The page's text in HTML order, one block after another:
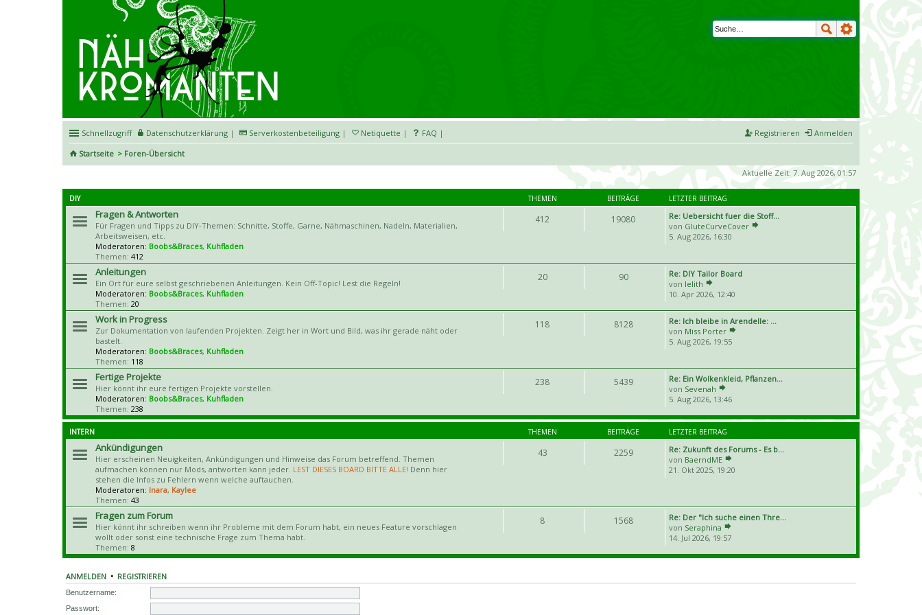
Schnellzugriff Datenschutzerklärung | Serverkostenbeteiligung | Netiquette | FAQ | Anmelden
Registrieren
Startseite
Foren-Übersicht
Aktuelle Zeit: 7. Aug 2026, 01:57
DIY THEMEN BEITRÄGE LETZTER BEITRAG
Fragen & Antworten
Für Fragen und Tipps zu DIY-Themen: Schnitte, Stoffe, Garne, Nähmaschinen, Nadeln, Materialien,
Arbeitsweisen, etc.
Moderatoren: Boobs&Braces, Kuhfladen
Themen: 412
412 19080
Re: Uebersicht fuer die Stoff…
von GluteCurveCover
5. Aug 2026, 16:30
Anleitungen
Ein Ort für eure selbst geschriebenen Anleitungen. Kein Off-Topic! Lest die Regeln!
Moderatoren: Boobs&Braces, Kuhfladen
Themen: 20
20 90
Re: DIY Tailor Board
von lelith
10. Apr 2026, 12:40
Work in Progress
Zur Dokumentation von laufenden Projekten. Zeigt her in Wort und Bild, was ihr gerade näht oder
bastelt.
Moderatoren: Boobs&Braces, Kuhfladen
Themen: 118
118 8128
Re: Ich bleibe in Arendelle: …
von Miss Porter
5. Aug 2026, 19:55
Fertige Projekte
Hier könnt ihr eure fertigen Projekte vorstellen.
Moderatoren: Boobs&Braces, Kuhfladen
Themen: 238
238 5439
Re: Ein Wolkenkleid, Pflanzen…
von Sevenah
5. Aug 2026, 13:46
INTERN THEMEN BEITRÄGE LETZTER BEITRAG
Ankündigungen
Hier erscheinen Neuigkeiten, Ankündigungen und Hinweise das Forum betreffend. Themen
aufmachen können nur Mods, antworten kann jeder. LEST DIESES BOARD BITTE ALLE! Denn hier
stehen die Infos zu Fehlern wenn welche auftauchen.
Moderatoren: Inara, Kaylee
Themen: 43
43 2259
Re: Zukunft des Forums - Es b…
von BaerndME
21. Okt 2025, 19:20
Fragen zum Forum
Hier könnt ihr schreiben wenn ihr Probleme mit dem Forum habt, ein neues Feature vorschlagen
wollt oder sonst eine technische Frage zum Thema habt.
Themen: 8
8 1568
Re: Der "Ich suche einen Thre…
von Seraphina
14. Jul 2026, 19:57
ANMELDEN • REGISTRIEREN
Benutzername:
Passwort: